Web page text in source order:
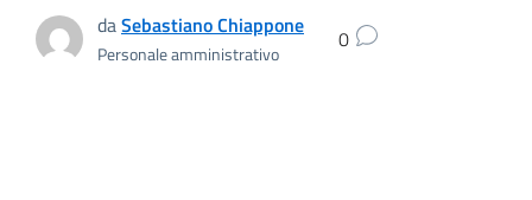
daSebastiano Chiappone
Personale amministrativo 0